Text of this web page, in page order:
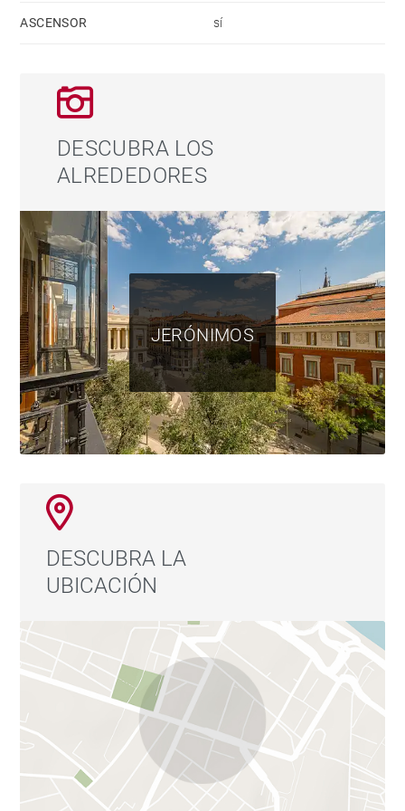
ASCENSOR sí
DESCUBRA LOS
ALREDEDORES
JERÓNIMOS
DESCUBRA LA
UBICACIÓN